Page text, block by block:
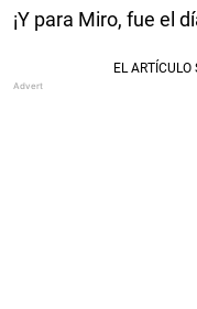
¡Y para Miro, fue el